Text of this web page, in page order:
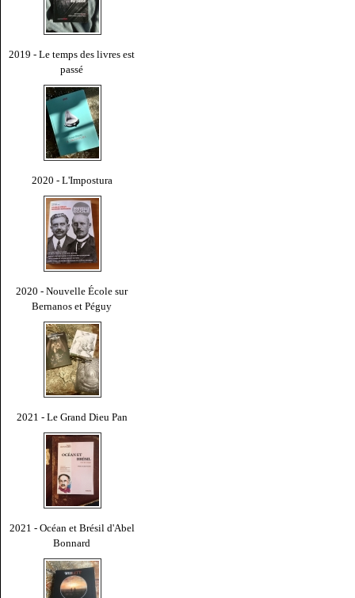
2019 - Le temps des livres est
passé
2020 - L'Impostura
2020 - Nouvelle École sur
Bernanos et Péguy
2021 - Le Grand Dieu Pan
2021 - Océan et Brésil d'Abel
Bonnard